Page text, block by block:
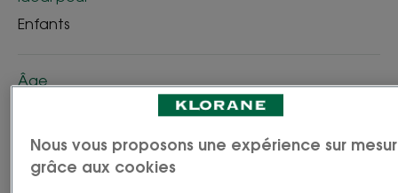
Enfants
Âge
Type de cheveux
Nous vous proposons une expérience sur
grâce aux cookies